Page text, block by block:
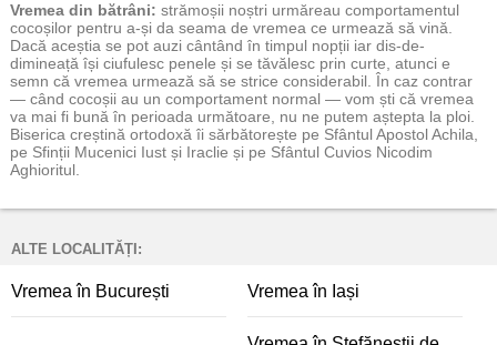
Vremea din bătrâni: strămoșii noștri urmăreau comportamentul
cocoșilor pentru a-și da seama de vremea ce urmează să vină.
Dacă aceștia se pot auzi cântând în timpul nopții iar dis-de-
dimineață își ciufulesc penele și se tăvălesc prin curte, atunci e
semn că vremea urmează să se strice considerabil. În caz contrar
— când cocoșii au un comportament normal — vom ști că vremea
va mai fi bună în perioada următoare, nu ne putem aștepta la ploi.
Biserica creștină ortodoxă îi sărbătorește pe Sfântul Apostol Achila,
pe Sfinții Mucenici Iust și Iraclie și pe Sfântul Cuvios Nicodim
Aghioritul.
ALTE LOCALITĂȚI:
Vremea în București Vremea în Iași